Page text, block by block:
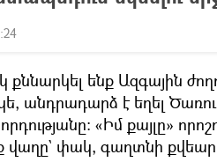
ենք Ազգային
անդրադարձ է եղել
«Իմ քայլը»
վաղը` փակ, գաղտնի